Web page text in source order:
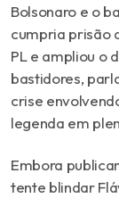
Bolsonaroe o
cumpria prisão
PL e ampliou o
bastidores,
crise
legenda em
Embora
tente blindar